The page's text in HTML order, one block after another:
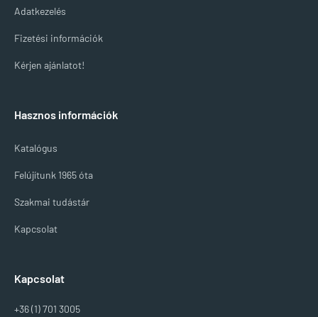
Adatkezelés
Fizetési információk
Kérjen ajánlatot!
Hasznos információk
Katalógus
Felújítunk 1965 óta
Szakmai tudástár
Kapcsolat
Kapcsolat
+36 (1) 701 3005